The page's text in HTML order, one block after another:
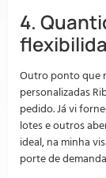
4.
Outro ponto que
personalizadas
pedido. Já vi
lotes e outros
ideal, na minha
porte de